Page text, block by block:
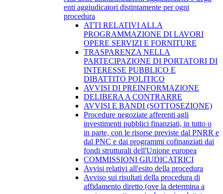
enti aggiudicatori distintamente per ogni
procedura
ATTI RELATIVI ALLA
PROGRAMMAZIONE DI LAVORI
OPERE SERVIZI E FORNITURE
TRASPARENZA NELLA
PARTECIPAZIONE DI PORTATORI DI
INTERESSE PUBBLICO E
DIBATTITO POLITICO
AVVISI DI PREINFORMAZIONE
DELIBERA A CONTRARRE
AVVISI E BANDI (SOTTOSEZIONE)
Procedure negoziate afferenti agli
investimenti pubblici finanziati, in tutto o
in parte, con le risorse previste dal PNRR e
dal PNC e dai programmi cofinanziati dai
fondi strutturali dell'Unione europea
COMMISSIONI GIUDICATRICI
Avvisi relativi all'esito della procedura
Avviso sui risultati della procedura di
affidamento diretto (ove la determina a